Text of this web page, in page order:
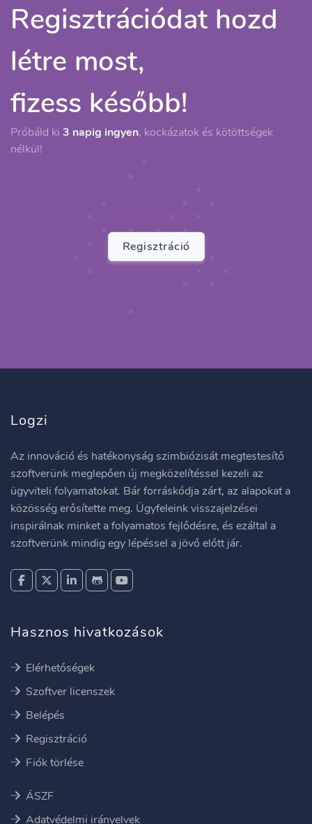
Regisztrációdat hozd
létre most,
fizess később!
Próbáld ki 3 napig ingyen, kockázatok és kötöttségek
nélkül!
Regisztráció
Logzi
Az innováció és hatékonyság szimbiózisát megtestesítő
szoftverünk meglepően új megközelítéssel kezeli az
ügyviteli folyamatokat. Bár forráskódja zárt, az alapokat a
közösség erősítette meg. Ügyfeleink visszajelzései
inspirálnak minket a folyamatos fejlődésre, és ezáltal a
szoftverünk mindig egy lépéssel a jövő előtt jár.
Hasznos hivatkozások
Elérhetőségek
Szoftver licenszek
Belépés
Regisztráció
Fiók törlése
ÁSZF
Adatvédelmi irányelvek